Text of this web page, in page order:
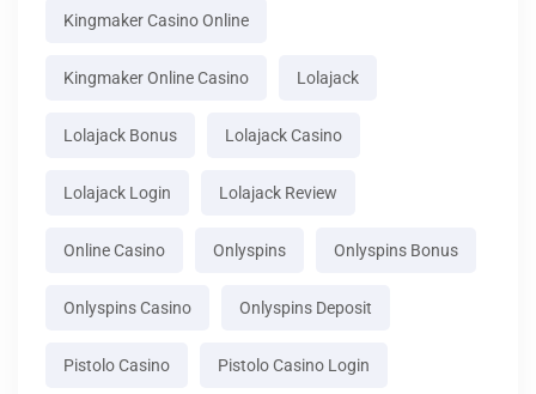
Kingmaker Casino Online
Kingmaker Online Casino Lolajack
Lolajack Bonus Lolajack Casino
Lolajack Login Lolajack Review
Online Casino Onlyspins Onlyspins Bonus
Onlyspins Casino Onlyspins Deposit
Pistolo Casino Pistolo Casino Login